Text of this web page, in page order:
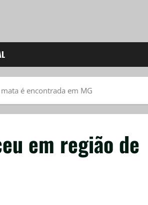
é encontrada em MG
em região de